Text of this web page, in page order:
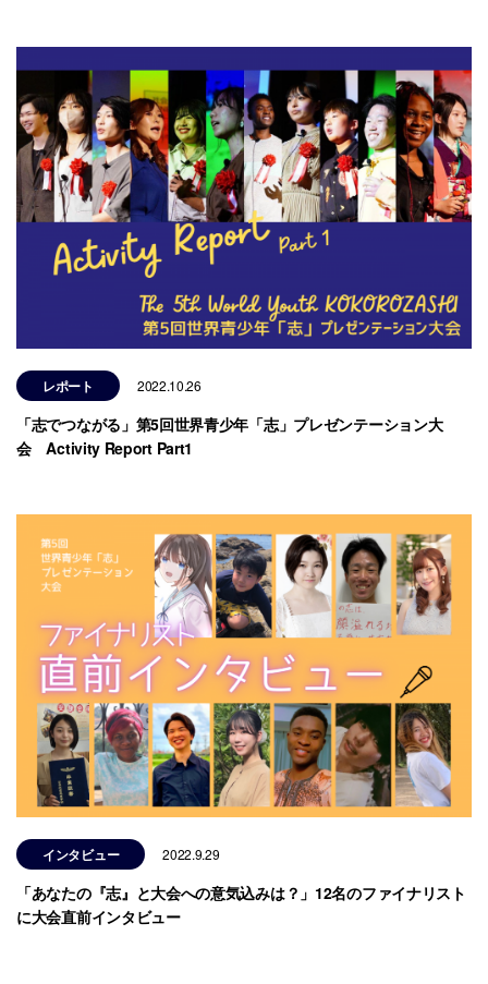
レポート 2022.10.26
「志でつながる」第5回世界青少年「志」プレゼンテーション大
会 Activity Report Part1
インタビュー 2022.9.29
「あなたの『志』と大会への意気込みは？」12名のファイナリスト
に大会直前インタビュー